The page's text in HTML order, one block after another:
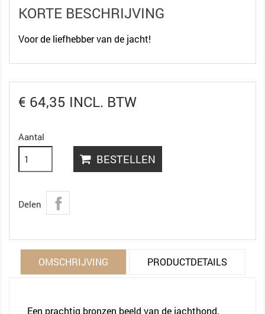
KORTE BESCHRIJVING
Voor de liefhebber van de jacht!
€ 64,35 INCL. BTW
Aantal
BESTELLEN
Delen
OMSCHRIJVING PRODUCTDETAILS
Een prachtig bronzen beeld van de jachthond,